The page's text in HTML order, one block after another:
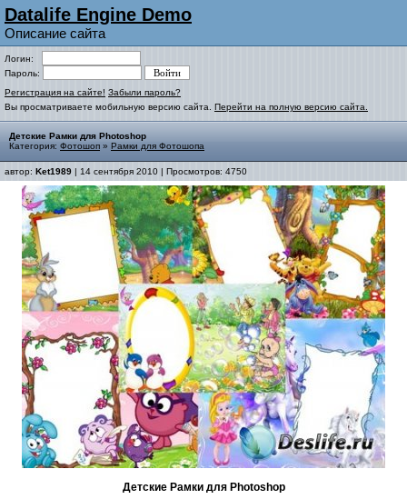
Datalife Engine Demo
Описание сайта
Логин:
Пароль:
Регистрация на сайте! Забыли пароль?
Вы просматриваете мобильную версию сайта. Перейти на полную версию сайта.
Детские Рамки для Photoshop
Категория: Фотошоп » Рамки для Фотошопа
автор: Ket1989 | 14 сентября 2010 | Просмотров: 4750
Детские Рамки для Photoshop